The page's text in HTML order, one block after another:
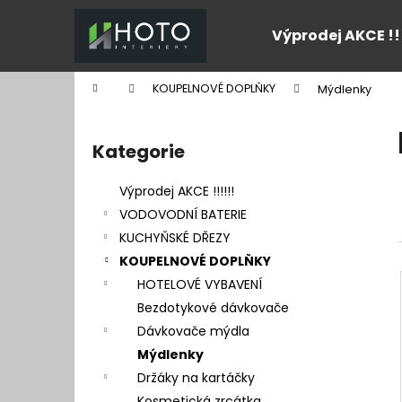
Výprodej AKCE
Domů KOUPELNOVÉ DOPLŇKY Mýdlenky
Přeskočit
kategorie
Kategorie
Výprodej AKCE !!!!!!
VODOVODNÍ BATERIE
KUCHYŇSKÉ DŘEZY
KOUPELNOVÉ DOPLŇKY
HOTELOVÉ VYBAVENÍ
Bezdotykové dávkovače
Dávkovače mýdla
Mýdlenky
Držáky na kartáčky
í
Zpět
do
Zpět
do